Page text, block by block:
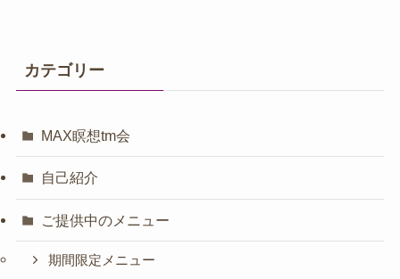
カテゴリー
MAX瞑想tm会
自己紹介
ご提供中のメニュー
期間限定メニュー